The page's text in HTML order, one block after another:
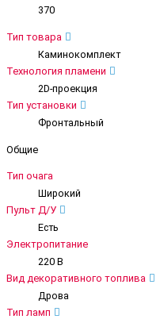
370
Тип товара
Каминокомплект
Технология пламени
2D-проекция
Тип установки
Фронтальный
Общие
Тип очага
Широкий
Пульт Д/У
Есть
Электропитание
220 В
Вид декоративного топлива
Дрова
Тип ламп